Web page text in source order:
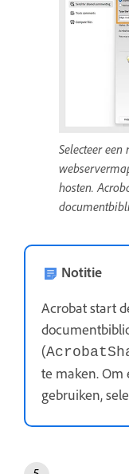
Selecteer
hosten.
Notitie
Acrobat start
(
te maken. Om
gebruiken,